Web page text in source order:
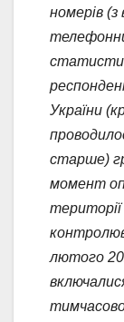
номерів
України
старше)
момент
території
лютого